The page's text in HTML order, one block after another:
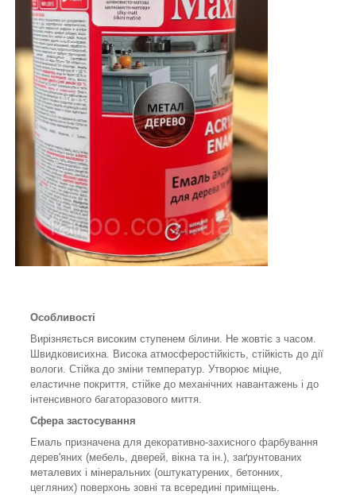
Особливості
Вирізняється високим ступенем білини. Не жовтіє з часом.
Швидковисихна. Висока атмосферостійкість, стійкість до дії
вологи. Стійка до зміни температур. Утворює міцне,
еластичне покриття, стійке до механічних навантажень і до
інтенсивного багаторазового миття.
Сфера застосування
Емаль призначена для декоративно-захисного фарбування
дерев'яних (мебель, дверей, вікна та ін.), заґрунтованих
металевих і мінеральних (оштукатурених, бетонних,
цегляних) поверхонь зовні та всередині приміщень.